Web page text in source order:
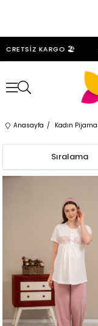
KARGO 🏖️
Anasayfa Kadın Pijama
Sıralama